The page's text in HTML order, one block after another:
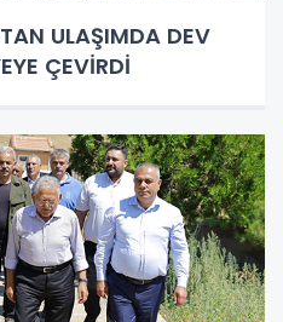
ULAŞIMDA DEV
ÇEVİRDİ